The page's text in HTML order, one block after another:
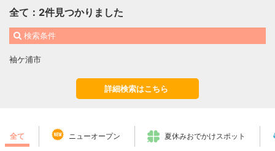
全て ： 2件見つかりました
検索条件
袖ケ浦市
詳細検索はこちら
全て ニューオープン 夏休みおでかけスポット